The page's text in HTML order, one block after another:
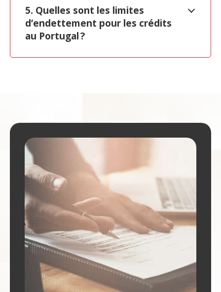
5. Quelles sont les limites
d’endettement pour les crédits
au Portugal ?